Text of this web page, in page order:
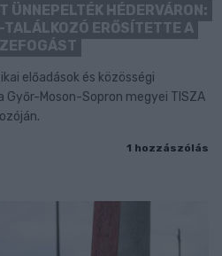
ÜNNEPELTÉK HÉDERVÁRON:
ERŐSÍTETTE A
előadások és közösségi
Moson-Sopron megyei TISZA
1 hozzászólás